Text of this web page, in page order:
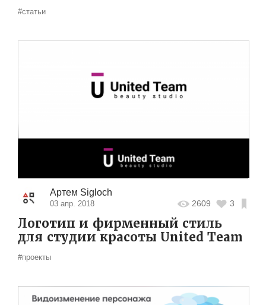
#статьи
Артем Sigloch
03 апр. 2018 2609 3
Логотип и фирменный стиль
для студии красоты United Team
#проекты